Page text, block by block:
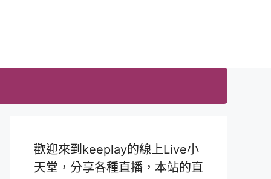
歡迎來到keeplay的線上Live小
天堂，分享各種直播，本站的直